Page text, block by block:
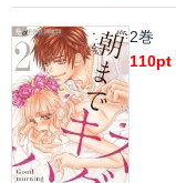
2巻
110pt